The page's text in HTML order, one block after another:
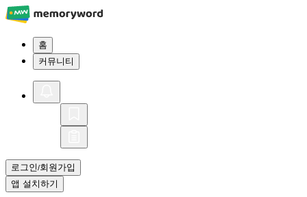
홈
커뮤니티
로그인/회원가입
앱 설치하기